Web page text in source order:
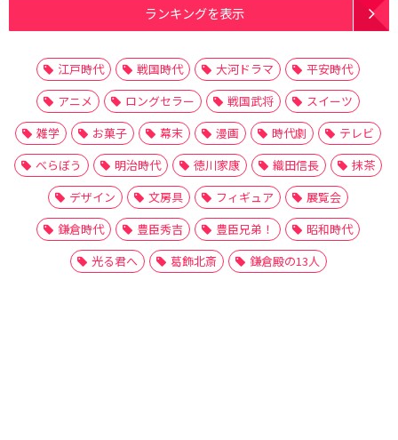
ランキングを表示
江戸時代 戦国時代 大河ドラマ
平安時代
アニメ
ロングセラー 戦国武将
スイーツ
雑学
お菓子 幕末 漫画 時代劇
テレビ
べらぼう
明治時代 徳川家康 織田信長
抹茶
デザイン
文房具 フィギュア
展覧会
鎌倉時代
豊臣秀吉 豊臣兄弟！
昭和時代
光る君へ
葛飾北斎 鎌倉殿の13人